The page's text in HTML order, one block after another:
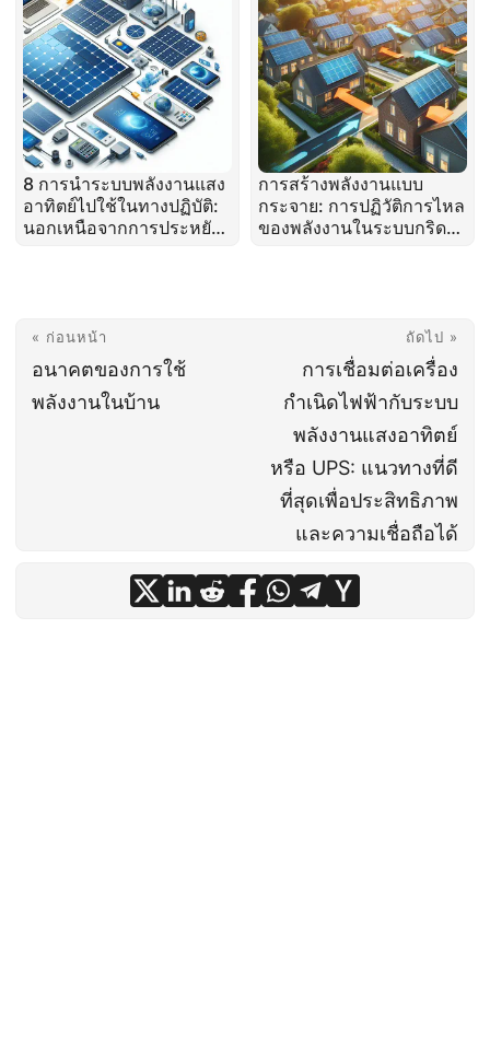
8 การนำระบบพลังงานแสง
อาทิตย์ไปใช้ในทางปฏิบัติ:
นอกเหนือจากการประหยัด
การสร้างพลังงานแบบ
กระจาย: การปฏิวัติการไหล
ของพลังงานในระบบกริด
« ก่อนหน้า
อนาคตของการใช้
พลังงานในบ้าน
ถัดไป »
การเชื่อมต่อเครื่อง
กำเนิดไฟฟ้ากับระบบ
พลังงานแสงอาทิตย์
หรือ UPS: แนวทางที่ดี
ที่สุดเพื่อประสิทธิภาพ
และความเชื่อถือได้